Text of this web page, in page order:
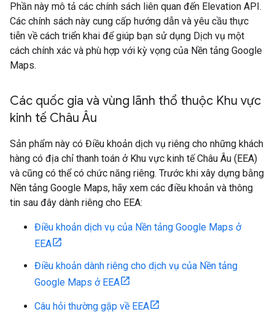
Phần này mô tả các chính sách liên quan đến Elevation API.
Các chính sách này cung cấp hướng dẫn và yêu cầu thực
tiễn về cách triển khai để giúp bạn sử dụng Dịch vụ một
cách chính xác và phù hợp với kỳ vọng của Nền tảng Google
Maps.
Các quốc gia và vùng lãnh thổ thuộc Khu vực
kinh tế Châu Âu
Sản phẩm này có Điều khoản dịch vụ riêng cho những khách
hàng có địa chỉ thanh toán ở Khu vực kinh tế Châu Âu (EEA)
và cũng có thể có chức năng riêng. Trước khi xây dựng bằng
Nền tảng Google Maps, hãy xem các điều khoản và thông
tin sau đây dành riêng cho EEA:
Điều khoản dịch vụ của Nền tảng Google Maps ở
EEA
Điều khoản dành riêng cho dịch vụ của Nền tảng
Google Maps ở EEA
Câu hỏi thường gặp về EEA